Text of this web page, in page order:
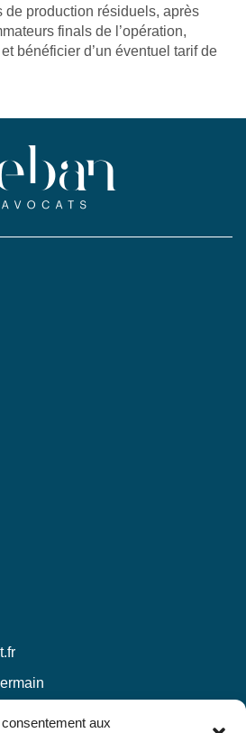
aux
production résiduels, après
finals de l’opération,
bénéficier d’un éventuel tarif de